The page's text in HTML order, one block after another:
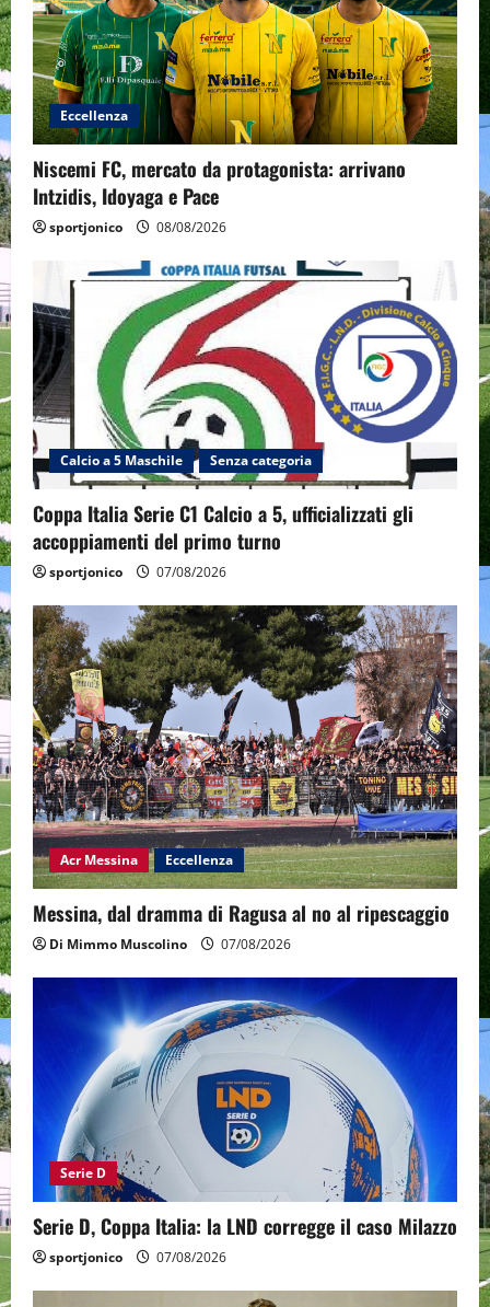
Eccellenza
Niscemi FC, mercato da protagonista: arrivano
Intzidis, Idoyaga e Pace
sportjonico 08/08/2026
Calcio a 5 Maschile Senza categoria
Coppa Italia Serie C1 Calcio a 5, ufficializzati gli
accoppiamenti del primo turno
sportjonico 07/08/2026
Acr Messina Eccellenza
Messina, dal dramma di Ragusa al no al ripescaggio
Di Mimmo Muscolino 07/08/2026
Serie D
Serie D, Coppa Italia: la LND corregge il caso Milazzo
sportjonico 07/08/2026